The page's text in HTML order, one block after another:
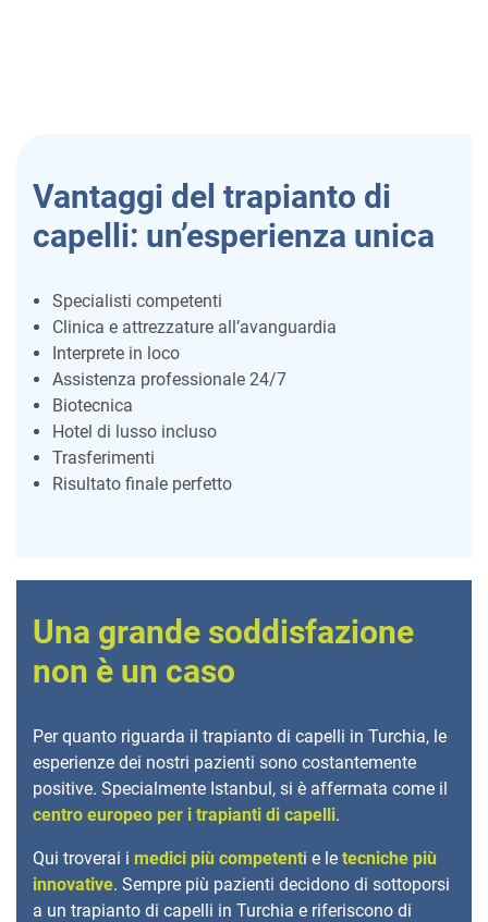
Vantaggi del trapianto di
capelli: un’esperienza unica
Specialisti competenti
Clinica e attrezzature all’avanguardia
Interprete in loco
Assistenza professionale 24/7
Biotecnica
Hotel di lusso incluso
Trasferimenti
Risultato finale perfetto
Una grande soddisfazione
non è un caso
Per quanto riguarda il trapianto di capelli in Turchia, le
esperienze dei nostri pazienti sono costantemente
positive. Specialmente Istanbul, si è affermata come il
centro europeo per i trapianti di capelli.
Qui troverai i medici più competenti e le tecniche più
innovative. Sempre più pazienti decidono di sottoporsi
a un trapianto di capelli in Turchia e riferiscono di